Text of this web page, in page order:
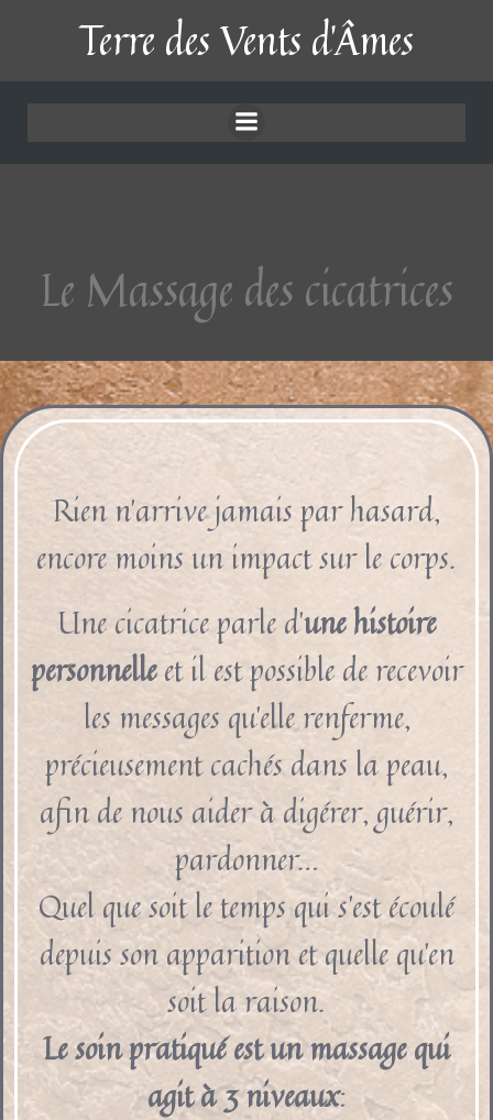
au
contenu
Terre des Vents d'Âmes
Le Massage des
cicatrices
Le Massage des cicatrices
Rien n’arrive jamais par hasard,
encore moins un impact sur le corps.
Une cicatrice parle d’une histoire
personnelleet il est possible de recevoir
les messages qu’elle renferme,
précieusement cachés dans la peau,
afin de nous aider à digérer, guérir,
pardonner…
Quel que soit le temps qui s’est écoulé
depuis son apparition et quelle qu’en
soit la raison.
Le soin pratiqué est un massage qui
agit à 3 niveaux: